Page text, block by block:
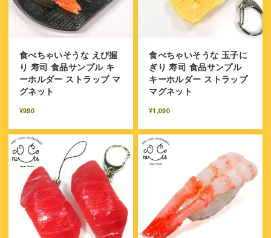
食べちゃいそうな えび握
り 寿司 食品サンプル キ
ーホルダー ストラップ マ
グネット
¥990
食べちゃいそうな 玉子に
ぎり 寿司 食品サンプル
キーホルダー ストラップ
マグネット
¥1,090